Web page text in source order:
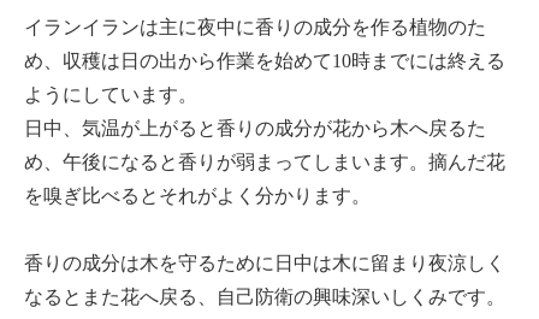
イランイランは主に夜中に香りの成分を作る植物のた
め、収穫は日の出から作業を始めて10時までには終える
ようにしています。
日中、気温が上がると香りの成分が花から木へ戻るた
め、午後になると香りが弱まってしまいます。摘んだ花
を嗅ぎ比べるとそれがよく分かります。
香りの成分は木を守るために日中は木に留まり夜涼しく
なるとまた花へ戻る、自己防衛の興味深いしくみです。